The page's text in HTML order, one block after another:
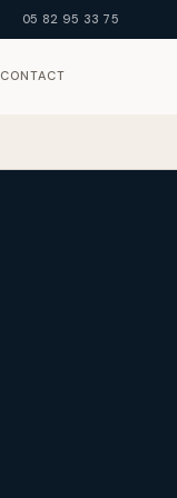
05 82 95 33 75
CONTACT